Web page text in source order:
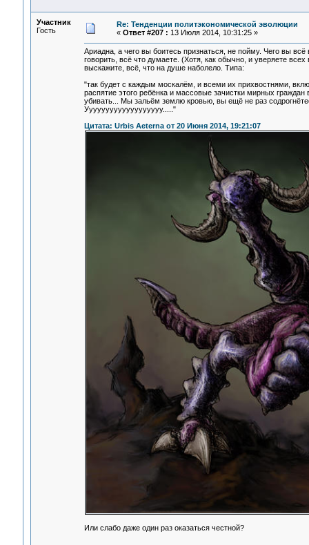
Участник
Гость
Re: Тенденции политэкономической эволюции
« Ответ #207 : 13 Июля 2014, 10:31:25 »
Ариадна, а чего вы боитесь признаться, не пойму. Чего вы
говорить, всё что думаете. (Хотя, как обычно, и уверяете
выскажите, всё, что на душе наболело. Типа:
"так будет с каждым москалём, и всеми их прихвостнями,
распятие этого ребёнка и массовые зачистки мирных
убивать... Мы зальём землю кровью, вы ещё не раз
Ууууууууууууууууууу....."
Цитата: Urbis Aeterna от 20 Июня 2014, 19:21:07
Или слабо даже один раз оказаться честной?